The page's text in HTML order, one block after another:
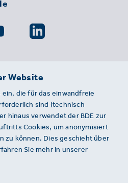
Website
Link
Ihren
Website
die für das einwandfreie
sind (technisch
hinaus verwendet der BDE zur
Cookies, um anonymisiert
zu können. Dies geschieht über
Sie mehr in unserer